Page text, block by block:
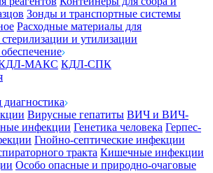
Зонды и транспортные системы
Расходные материалы для
и утилизации
МАКС КДЛ-СПК
Вирусные гепатиты ВИЧ и ВИЧ-
инфекции Генетика человека Герпес-
Гнойно-септические инфекции
тракта Кишечные инфекции
Особо опасные и природно-очаговые